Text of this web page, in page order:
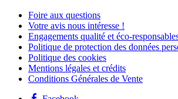
Foire aux questions
Votre avis nous intéresse !
Engagements qualité et éco-
Politique de protection des données
Politique des cookies
Mentions légales et crédits
Conditions Générales de Vente